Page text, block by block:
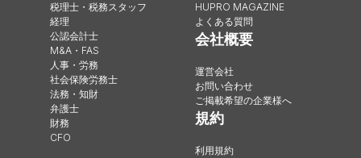
税理士・税務スタッフ
経理
公認会計士
M&A・FAS
人事・労務
社会保険労務士
法務・知財
弁護士
財務
CFO
HUPRO MAGAZINE
よくある質問
会社概要
運営会社
お問い合わせ
ご掲載希望の企業様へ
規約
利用規約